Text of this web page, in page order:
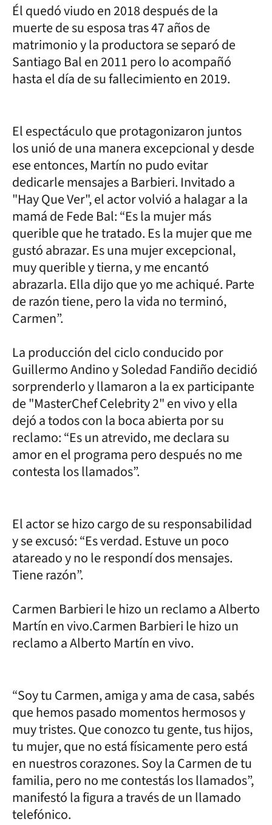
Él quedó viudo en 2018 después de la
muerte de su esposa tras 47 años de
matrimonio y la productora se separó de
Santiago Bal en 2011 pero lo acompañó
hasta el día de su fallecimiento en 2019.
El espectáculo que protagonizaron juntos
los unió de una manera excepcional y desde
ese entonces, Martín no pudo evitar
dedicarle mensajes a Barbieri. Invitado a
"Hay Que Ver", el actor volvió a halagar a la
mamá de Fede Bal: “Es la mujer más
querible que he tratado. Es la mujer que me
gustó abrazar. Es una mujer excepcional,
muy querible y tierna, y me encantó
abrazarla. Ella dijo que yo me achiqué. Parte
de razón tiene, pero la vida no terminó,
Carmen”.
La producción del ciclo conducido por
Guillermo Andino y Soledad Fandiño decidió
sorprenderlo y llamaron a la ex participante
de "MasterChef Celebrity 2" en vivo y ella
dejó a todos con la boca abierta por su
reclamo: “Es un atrevido, me declara su
amor en el programa pero después no me
contesta los llamados”.
El actor se hizo cargo de su responsabilidad
y se excusó: “Es verdad. Estuve un poco
atareado y no le respondí dos mensajes.
Tiene razón”.
Carmen Barbieri le hizo un reclamo a Alberto
Martín en vivo.Carmen Barbieri le hizo un
reclamo a Alberto Martín en vivo.
“Soy tu Carmen, amiga y ama de casa, sabés
que hemos pasado momentos hermosos y
muy tristes. Que conozco tu gente, tus hijos,
tu mujer, que no está físicamente pero está
en nuestros corazones. Soy la Carmen de tu
familia, pero no me contestás los llamados”,
manifestó la figura a través de un llamado
telefónico.